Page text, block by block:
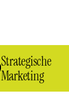
Strategische
Marketing